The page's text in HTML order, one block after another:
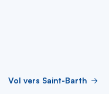
Vol vers Saint-Barth